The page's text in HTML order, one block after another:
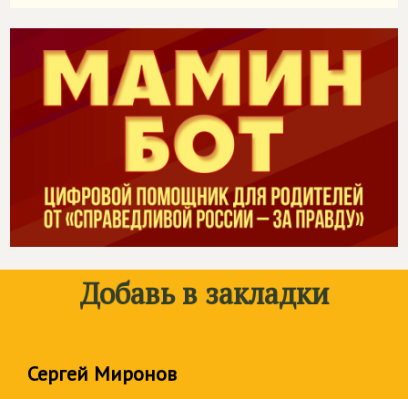
Добавь в закладки
Сергей Миронов